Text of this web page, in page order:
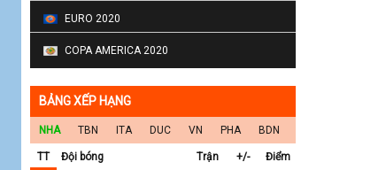
EURO 2020
COPA AMERICA 2020
BẢNG XẾP HẠNG
NHA TBN ITA DUC VN PHA BDN
TT Đội bóng Trận +/-
Điểm